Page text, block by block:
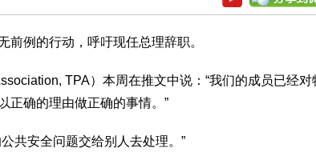
前例的行动，呼吁现任总理辞职。
TPA）本周在推文中说：“我们的成员已经对
正确的理由做正确的事情。”
共安全问题交给别人去处理。”